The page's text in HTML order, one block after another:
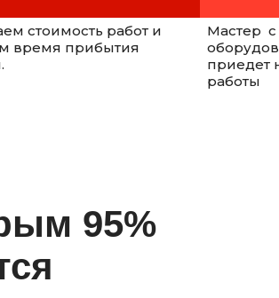
стоимость работ и
время прибытия
Мастер
приедет
работы
95%